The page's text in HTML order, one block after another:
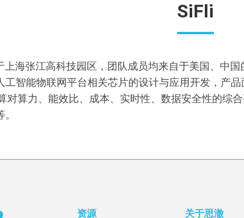
SiFli
海张江高科技园区，团队成员均来自于美国、中
智能物联网平台相关芯片的设计与应用开发，产
对算力、能效比、成本、实时性、数据安全性的综
资源 关于思澈